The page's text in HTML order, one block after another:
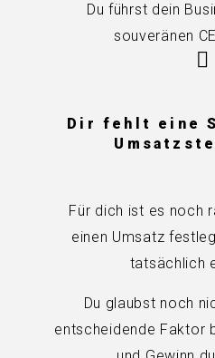
Du führst dein
souveränen
Dir fehlt eine
Für dich ist es noch
einen Umsatz
tatsächlich
Du glaubst noch
entscheidende Faktor